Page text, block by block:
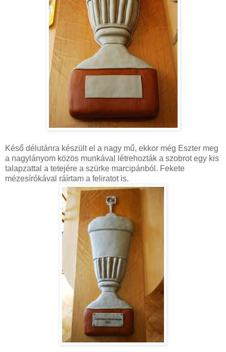
Késő délutánra készült el a nagy mű, ekkor még Eszter meg
a nagylányom közös munkával létrehozták a szobrot egy kis
talapzattal a tetejére a szürke marcipánból. Fekete
mézesírókával ráírtam a feliratot is.